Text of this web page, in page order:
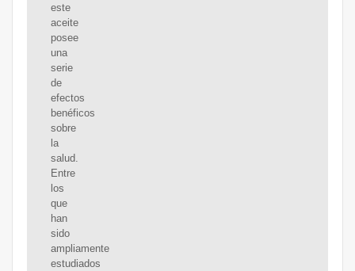
este
aceite
posee
una
serie
de
efectos
benéficos
sobre
la
salud.
Entre
los
que
han
sido
ampliamente
estudiados